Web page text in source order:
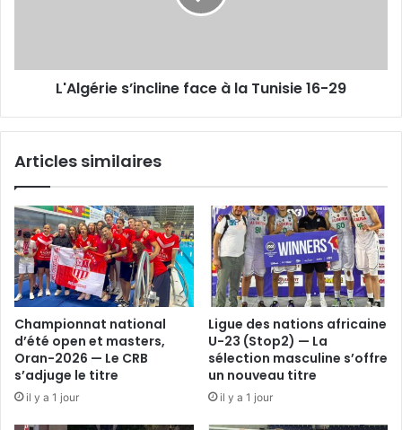
L'Algérie s’incline face à la Tunisie 16-29
Articles similaires
Championnat national
d’été open et masters,
Oran-2026 — Le CRB
s’adjuge le titre
il y a 1 jour
Ligue des nations africaine
U-23 (Stop2) — La
sélection masculine s’offre
un nouveau titre
il y a 1 jour